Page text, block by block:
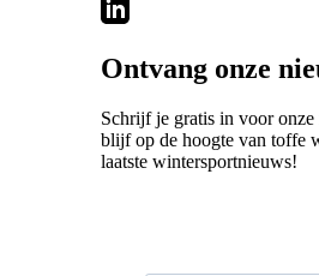
Ontvang onze
Schrijf je gratis in voor onze
blijf op de hoogte van toffe
laatste wintersportnieuws!